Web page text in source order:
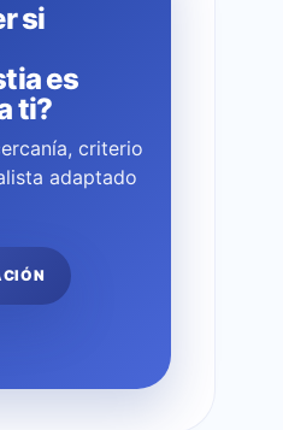
si
es
ti?
criterio
adaptado